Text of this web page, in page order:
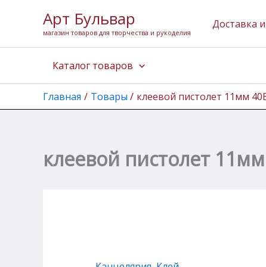
содержимому
Арт Бульвар
магазин товаров для творчества и рукоделия
Доставка
Каталог товаров
Главная Товары клеевой пистолет 11мм
клеевой пистолет